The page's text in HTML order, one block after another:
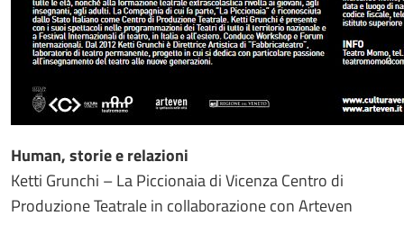
Human, storie e relazioni
Ketti Grunchi – La Piccionaia di Vicenza Centro di
Produzione Teatrale in collaborazione con Arteven